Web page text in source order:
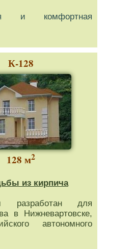
и комфортная
К-128
128 м2
из кирпича
разработан для
в Нижневартовске,
автономного